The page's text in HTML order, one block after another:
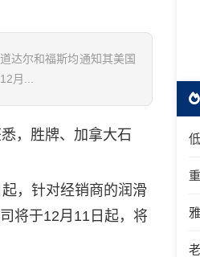
达尔和福斯均通知其美国
月...
，胜牌、加拿大石
，针对经销商的润滑
将于12月11日起，将